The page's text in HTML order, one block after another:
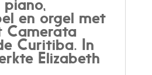
en orgel met
Camerata
Curitiba. In
Elizabeth